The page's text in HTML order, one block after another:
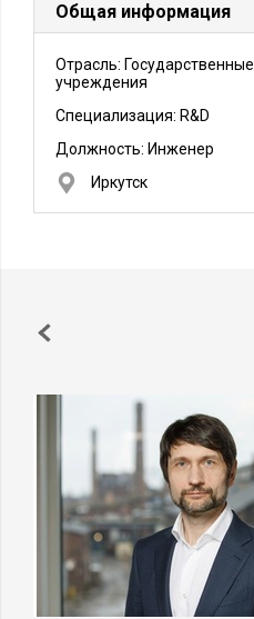
Общая информация
Отрасль: Государственные
учреждения
Специализация: R&D
Должность: Инженер
Иркутск